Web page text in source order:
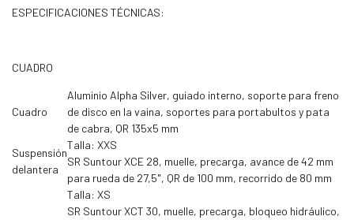
ESPECIFICACIONES TÉCNICAS:
CUADRO
Cuadro
Aluminio Alpha Silver, guiado interno, soporte para freno
de disco en la vaina, soportes para portabultos y pata
de cabra, QR 135x5 mm
Suspensión
delantera
Talla: XXS
SR Suntour XCE 28, muelle, precarga, avance de 42 mm
para rueda de 27,5", QR de 100 mm, recorrido de 80 mm
Talla: XS
SR Suntour XCT 30, muelle, precarga, bloqueo hidráulico,